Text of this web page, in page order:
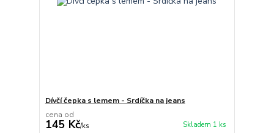
Dívčí čepka s lemem - Srdíčka na jeans
cena od
145 Kč/ks Skladem 1 ks